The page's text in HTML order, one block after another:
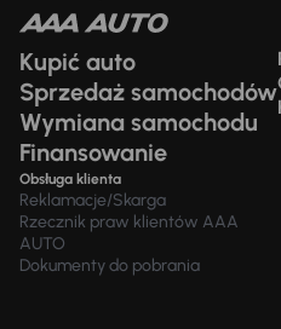
Kupić auto
Sprzedaż samochodów
Wymiana samochodu
Finansowanie
Obsługa klienta
Reklamacje/Skarga
Rzecznik praw klientów AAA
AUTO
Dokumenty do pobrania